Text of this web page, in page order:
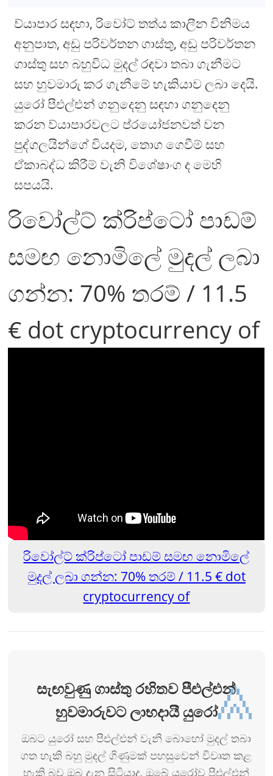
ව්යාපාර සඳහා, රිවෝට් තත්ය කාලීන විනිමය
අනුපාත, අඩු පරිවර්තන ගාස්තු, අඩු පරිවර්තන
ගාස්තු සහ බහුවිධ මුදල් රඳවා තබා ගැනීමට
සහ හුවමාරු කර ගැනීමේ හැකියාව ලබා දෙයි.
යුරෝ පීඑල්එන් ගනුදෙනු සඳහා ගනුදෙනු
කරන ව්යාපාරවලට ප්රයෝජනවත් වන
පුද්ගලයින්ගේ වියදම, තොග ගෙවීම් සහ
ඒකාබද්ධ කිරීම් වැනි විශේෂාංග ද මෙහි
සපයයි.
රිවෝල්ට් ක්රිප්ටෝ පාඩම්
සමඟ නොමිලේ මුදල් ලබා
ගන්න: 70% තරම් / 11.5
€ dot cryptocurrency of
රිවෝල්ට් ක්රිප්ටෝ පාඩම් සමඟ නොමිලේ
මුදල් ලබා ගන්න: 70% තරම් / 11.5 € dot
cryptocurrency of
සැඟවුණු ගාස්තු රහිතව පීඑල්එන්
හුවමාරුවට ලාභදායී යුරෝ
ඔබට යුරෝ සහ පීඑල්එන් වැනි බොහෝ මුදල් තබා
ගත හැකි බහු මුදල් ගිණුමක් පහසුවෙන් විවෘත කළ
හැකි බව ඔබ දැන සිටියාද, ඔබේ යුරෝව පීඑල්එන්
⩓